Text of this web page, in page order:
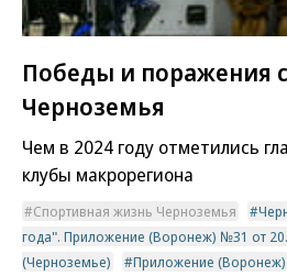
Победы и поражения
Черноземья
Чем в 2024 году отметились
клубы макрорегиона
Спортивная жизнь Черноземья
года". Приложение (Воронеж) №31 от
(Черноземье)
Приложение (Воронеж)